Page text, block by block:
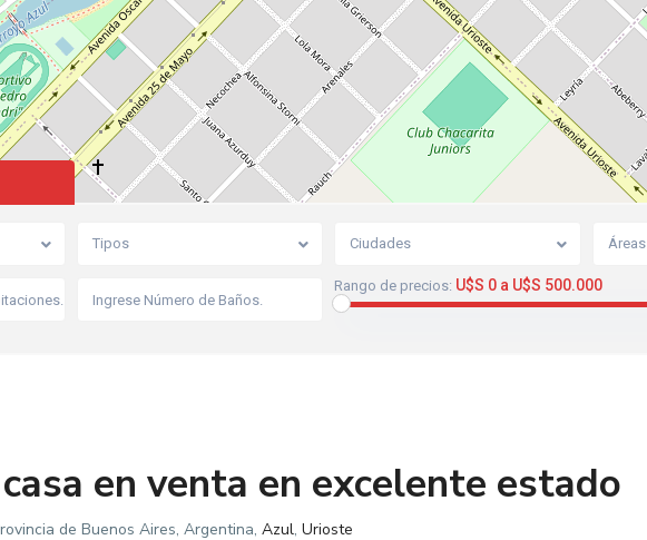
Tipos Ciudades Áreas
Rango de precios: U$S 0 a U$S 500.000
en venta en excelente estado
de Buenos Aires, Argentina, Azul, Urioste